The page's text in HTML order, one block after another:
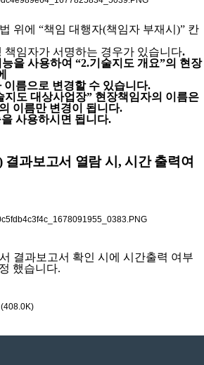
위에 “책임 대행자(책임자 부재시 )” 칸
책임자가 서명하는 경우가 있습니다.
을 사용하여 “2.기술지도 개요”의 현장
름으로 변경할 수 있습니다.
지도 대상사업장” 현장책임자의 이름은
이름만 변경이 됩니다.
사용하시면 됩니다.
결과보고서 열람 시 ,시간 출력여
결과보고서 확인 시에 시간출력 여부
했습니다.
(408.0K)